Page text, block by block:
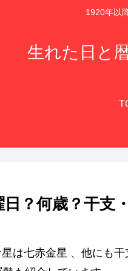
1920年以
生れた日と
？何歳？干支
は七赤金星 、他にも